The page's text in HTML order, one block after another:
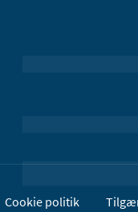
Cookie politik